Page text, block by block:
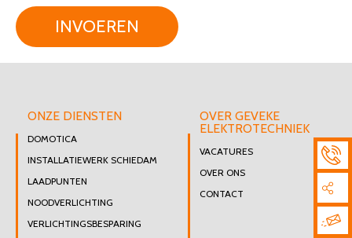
INVOEREN
ONZE DIENSTEN
DOMOTICA
INSTALLATIEWERK SCHIEDAM
LAADPUNTEN
NOODVERLICHTING
VERLICHTINGSBESPARING
OVER GEVEKE
ELEKTROTECHNIEK
VACATURES
OVER ONS
CONTACT